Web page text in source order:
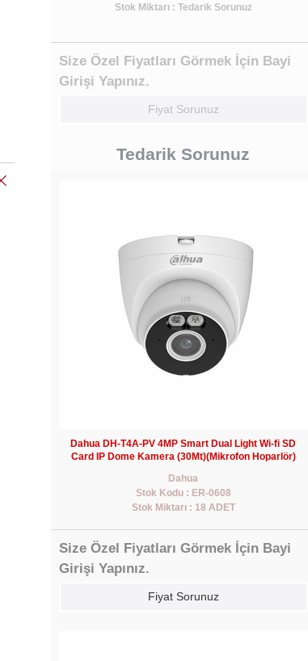
Stok Miktarı : Tedarik Sorunuz
Size Özel Fiyatları Görmek İçin Bayi
Girişi Yapınız.
Fiyat Sorunuz
Tedarik Sorunuz
Dahua DH-T4A-PV 4MP Smart Dual Light Wi-fi SD
Card IP Dome Kamera (30Mt)(Mikrofon Hoparlör)
Dahua
Stok Kodu : ER-0608
Stok Miktarı : 18 ADET
Size Özel Fiyatları Görmek İçin Bayi
Girişi Yapınız.
Fiyat Sorunuz